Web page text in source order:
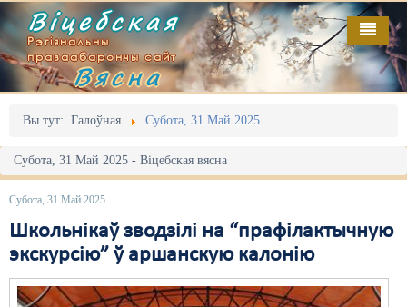
Віцебская
Рэгіянальны
праваабарончы сайт
Вясна
Вы тут: Галоўная Субота, 31 Май 2025
Субота, 31 Май 2025 - Віцебская вясна
Субота, 31 Май 2025
Школьнікаў зводзілі на “прафілактычную
экскурсію” ў аршанскую калонію
Галоўная
Адміністрацыйны перасьлед
Акцыі
Выбары
Грамадзянскія ініцыятывы
Дзяржава
Выданьні
Відэа
Пра нас
RSS